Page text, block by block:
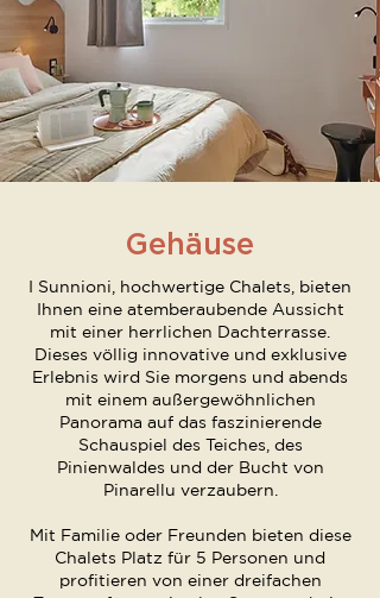
Gehäuse
I Sunnioni, hochwertige Chalets, bieten
Ihnen eine atemberaubende Aussicht
mit einer herrlichen Dachterrasse.
Dieses völlig innovative und exklusive
Erlebnis wird Sie morgens und abends
mit einem außergewöhnlichen
Panorama auf das faszinierende
Schauspiel des Teiches, des
Pinienwaldes und der Bucht von
Pinarellu verzaubern.
Mit Familie oder Freunden bieten diese
Chalets Platz für 5 Personen und
profitieren von einer dreifachen